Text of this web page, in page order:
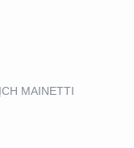
MAINETTI